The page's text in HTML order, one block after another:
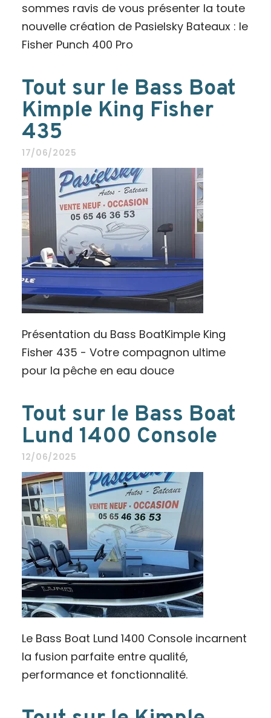
sommes ravis de vous présenter la toute
nouvelle création de Pasielsky Bateaux : le
Fisher Punch 400 Pro
Tout sur le Bass Boat
Kimple King Fisher
435
17/06/2025
Présentation du Bass BoatKimple King
Fisher 435 - Votre compagnon ultime
pour la pêche en eau douce
Tout sur le Bass Boat
Lund 1400 Console
12/06/2025
Le Bass Boat Lund 1400 Console incarnent
la fusion parfaite entre qualité,
performance et fonctionnalité.